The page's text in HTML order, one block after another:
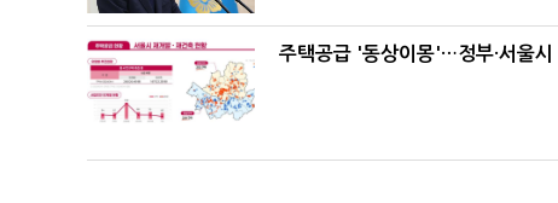
주택공급 '동상이몽'…정부·서울